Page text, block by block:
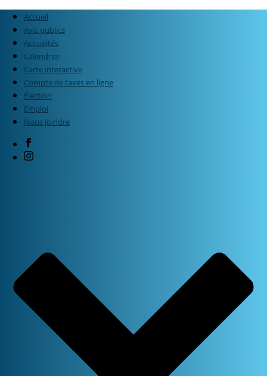
Accueil
Avis publics
Actualités
Calendrier
Carte interactive
Compte de taxes en ligne
Élection
Emploi
Nous joindre